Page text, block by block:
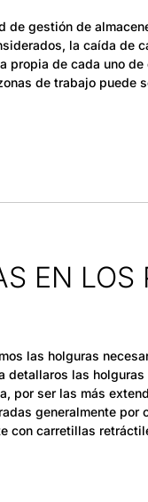
gestión de
la caída de
propia de cada uno
de trabajo puede
EN LOS
las holguras
las holguras
por ser las más
generalmente por
con carretillas